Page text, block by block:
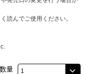
読んでご使用ください。
数量